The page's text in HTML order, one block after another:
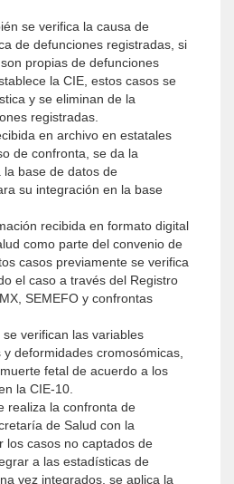
se verifica la causa de
de defunciones registradas, si
propias de defunciones
la CIE, estos casos se
y se eliminan de la
registradas.
en archivo en estatales
de confronta, se da la
base de datos de
su integración en la base
recibida en formato digital
como parte del convenio de
casos previamente se verifica
el caso a través del Registro
SEMEFO y confrontas
verifican las variables
deformidades cromosómicas,
fetal de acuerdo a los
la CIE-10.
realiza la confronta de
de Salud con la
los casos no captados de
a las estadísticas de
vez integrados, se aplica la